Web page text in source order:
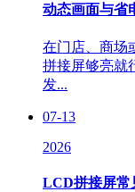
动态画面与省
在门店、商场
拼接屏够亮就
发...
07-13
2026
LCD拼接屏常